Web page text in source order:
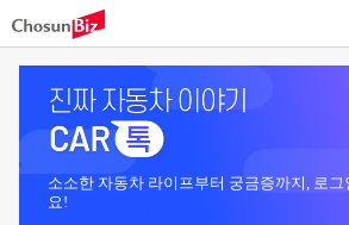
소소한 자동차 라이프부터 궁금증까지, 로
요!